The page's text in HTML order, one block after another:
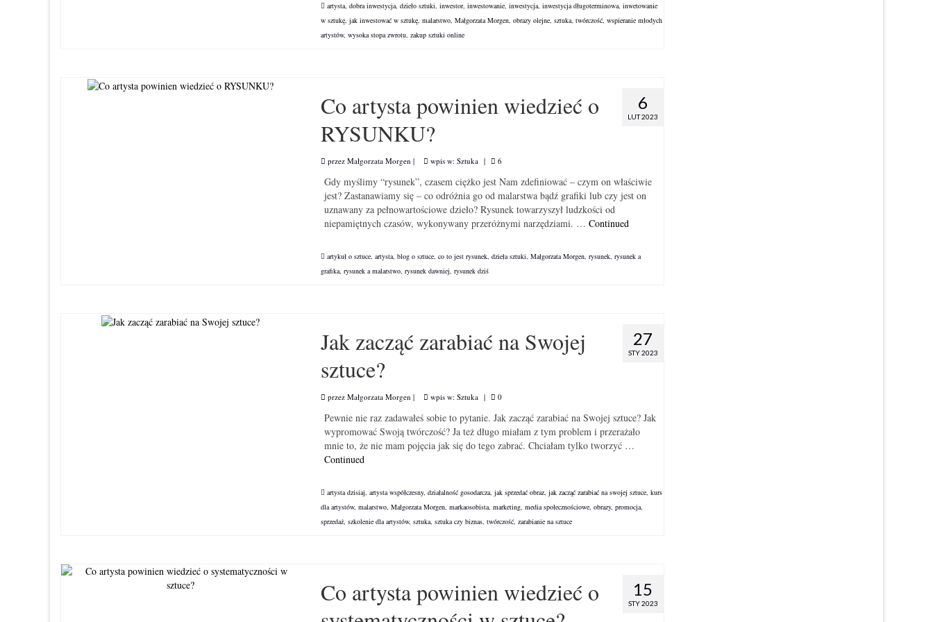
artysta,dobra inwestycja,dzieło sztuki,inwestor,inwestowanie,inwestycja,inwestycja długoterminowa,inwetowanie
w sztukę,jak inwestować w sztukę,malarstwo,Małgorzata Morgen,obrazy olejne,sztuka,twórczość,wspieranie młodych
artystów,wysoka stopa zwrotu,zakup sztuki online
6
LUT 2023
Co artysta powinien wiedzieć o
RYSUNKU?
przezMałgorzata Morgen | wpis w:Sztuka | 6
Gdy myślimy “rysunek”, czasem ciężko jest Nam zdefiniować – czym on właściwie
jest? Zastanawiamy się – co odróżnia go od malarstwa bądź grafiki lub czy jest on
uznawany za pełnowartościowe dzieło? Rysunek towarzyszył ludzkości od
niepamiętnych czasów, wykonywany przeróżnymi narzędziami. …Continued
artykuł o sztuce,artysta,blog o sztuce,co to jest rysunek,dzieła sztuki,Małgorzata Morgen,rysunek,rysunek a
grafika,rysunek a malarstwo,rysunek dawniej,rysunek dziś
27
STY 2023
Jak zacząć zarabiać na Swojej
sztuce?
przezMałgorzata Morgen | wpis w:Sztuka | 0
Pewnie nie raz zadawałeś sobie to pytanie. Jak zacząć zarabiać na Swojej sztuce? Jak
wypromować Swoją twórczość? Ja też długo miałam z tym problem i przerażało
mnie to, że nie mam pojęcia jak się do tego zabrać. Chciałam tylko tworzyć …
Continued
artysta dzisiaj,artysta współczesny,działalność gosodarcza,jak sprzedać obraz,jak zacząć zarabiać na swojej sztuce,kurs
dla artystów,malarstwo,Małgorzata Morgen,markaosobista,marketing,media społecznościowe,obrazy,promocja,
sprzedaż,szkolenie dla artystów,sztuka,sztuka czy biznas,twórczość,zarabianie na sztuce
15
STY 2023
Co artysta powinien wiedzieć o